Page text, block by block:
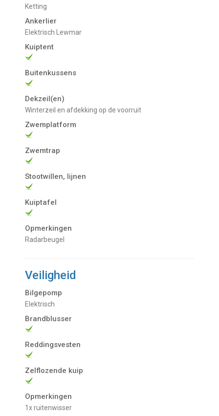
Ketting
Ankerlier
Elektrisch Lewmar
Kuiptent
Buitenkussens
Dekzeil(en)
winterzeil en afdekking op de voorruit
Zwemplatform
Zwemtrap
Stootwillen, lijnen
Kuiptafel
Opmerkingen
Radarbeugel
Veiligheid
Bilgepomp
Elektrisch
Brandblusser
Reddingsvesten
Zelflozende kuip
Opmerkingen
1x ruitenwisser